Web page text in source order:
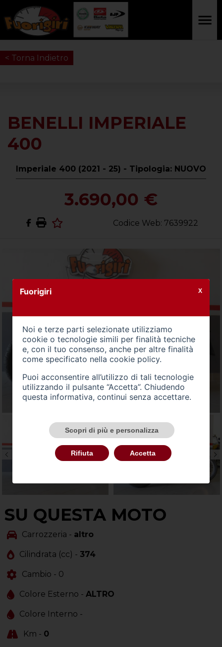
< Torna Indietro
Codice Web: 7639922
BENELLI IMPERIALE
400
Imperiale 400 (2021 - 25) - Tipologia: NUOVO
3.690,00 €
SU QUESTA MOTO
Carrozzeria - altro
Cilindrata (cc) - 374
Cambio - 0
Colore Esterno -ALTRO
Colore Interno -
Km - 0
Fuorigiri
Noi e terze parti selezionate utilizziamo
cookie o tecnologie simili per finalità tecniche
e, con il tuo consenso, anche per altre finalità
come specificato nella cookie policy.
Puoi acconsentire all’utilizzo di tali tecnologie
utilizzando il pulsante “Accetta”. Chiudendo
questa informativa, continui senza accettare.
Scopri di più e personalizza
Rifiuta Accetta
X